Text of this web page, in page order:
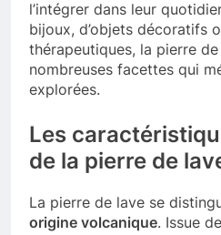
l’intégrer dans leur
bijoux, d’objets décoratifs
thérapeutiques, la pierre
nombreuses facettes qui
explorées.
Les
de la pierre de
La pierre de lave se
origine volcanique. Issue